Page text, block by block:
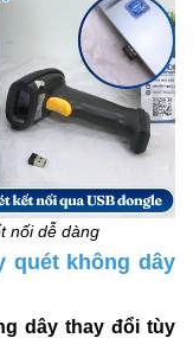
nối dễ dàng
quét không dây
dây thay đổi tùy